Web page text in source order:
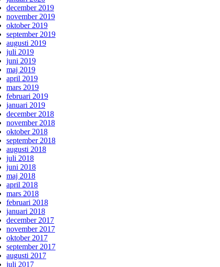
december 2019
november 2019
oktober 2019
september 2019
augusti 2019
juli 2019
juni 2019
maj 2019
april 2019
mars 2019
februari 2019
januari 2019
december 2018
november 2018
oktober 2018
september 2018
augusti 2018
juli 2018
juni 2018
maj 2018
april 2018
mars 2018
februari 2018
januari 2018
december 2017
november 2017
oktober 2017
september 2017
augusti 2017
juli 2017